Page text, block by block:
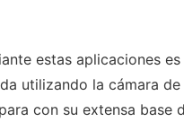
estas aplicaciones
utilizando la cámara
con su extensa base